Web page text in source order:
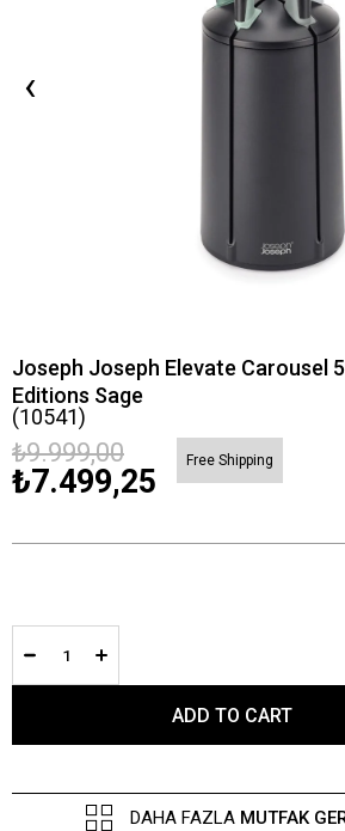
‹
Joseph Joseph Elevate Carousel 5
Editions Sage
(10541)
₺9.999,00
₺7.499,25
Free Shipping
DAHA FAZLA MUTFAK